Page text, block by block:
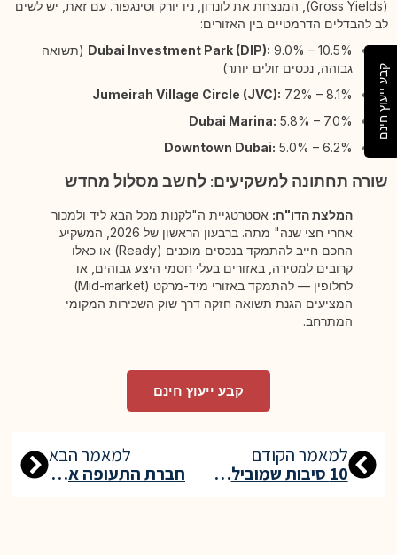
(Gross Yields), המנצחת את לונדון, ניו יורק וסינגפור. עם זאת, יש לשים
לב להבדלים הדרמטיים בין האזורים:
Dubai Investment Park (DIP): 9.0% – 10.5% (תשואה
גבוהה, נכסים זולים יותר)
Jumeirah Village Circle (JVC): 7.2% – 8.1%
Dubai Marina: 5.8% – 7.0%
Downtown Dubai: 5.0% – 6.2%
שורה תחתונה למשקיעים: לחשב מסלול מחדש
המלצת הדו"ח: אסטרטגיית ה"לקנות מכל הבא ליד ולמכור
אחרי חצי שנה" מתה. ברבעון הראשון של 2026, המשקיע
החכם חייב להתמקד בנכסים מוכנים (Ready) או כאלו
קרובים למסירה, באזורים בעלי חסמי היצע גבוהים, או
לחלופין — להתמקד באזורי מיד-מרקט (Mid-market)
המציעים הגנת תשואה חזקה דרך שוק השכירות המקומי
המתרחב.
קבע ייעוץ חינם
למאמר הקודם
10 סיבות שמובילות את דובאי להיות אחד המקומות המובילים בעולם למגורים, קריירה והשקעה
למאמר הבא
חברת התעופה איתיחאד איירווייז השיקה את לוח הטיסות הגדול ביותר בתולדותיה לעונת הקיץ, הכולל יותר מ־300 טיס.
קבע ייעוץ חינם